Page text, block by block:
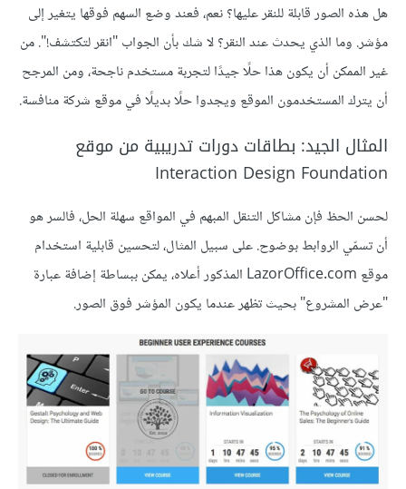
هل هذه الصور قابلة للنقر عليها؟ نعم، فعند وضع السهم فوقها يتغير إلى
مؤشر. وما الذي يحدث عند النقر؟ لا شك بأن الجواب "انقر لتكتشف!". من
غير الممكن أن يكون هذا حلًا جيدًا لتجربة مستخدم ناجحة، ومن المرجح
أن يترك المستخدمون الموقع ويجدوا حلًا بديلًا في موقع شركة منافسة.
المثال الجيد: بطاقات دورات تدريبية من موقع
Interaction Design Foundation
لحسن الحظ فإن مشاكل التنقل المبهم في المواقع سهلة الحل، فالسر هو
أن تسمّي الروابط بوضوح. على سبيل المثال، لتحسين قابلية استخدام
موقع LazorOffice.com المذكور أعلاه، يمكن ببساطة إضافة عبارة
"عرض المشروع" بحيث تظهر عندما يكون المؤشر فوق الصور.